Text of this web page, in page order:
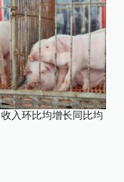
入环比均增长同比均